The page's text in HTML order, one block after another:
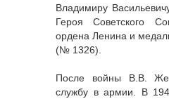
Владимиру
Героя Советского
ордена Ленина и
(№ 1326).
После войны В.В.
службу в армии. В